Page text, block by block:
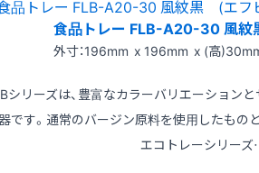
食品トレー FLB-A20-30 風
外寸：196mm x 196mm x (高
シリーズは、豊富なカラーバリエーション
です。通常のバージン原料を使用したもの
エコトレーシリー